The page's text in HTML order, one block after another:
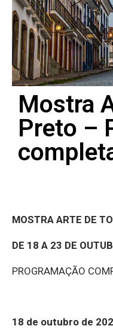
Mostra
Preto –
MOSTRA ARTE DE
DE 18 A 23 DE
PROGRAMAÇÃO
18 de outubro de